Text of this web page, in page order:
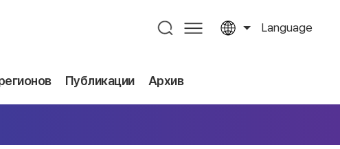
Language
Публикации Архив